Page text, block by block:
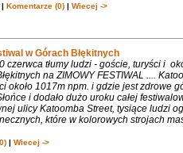
| Komentarze (0)| Wiecej ->
w Górach Błękitnych
czerwca tłumy ludzi - goście, turyści i
na ZIMOWY FESTIWAL ....
około 1017m npm. i gdzie jest zdrowe
i dodało dużo uroku całej
ulicy Katoomba Street, tysiące ludzi
które w kolorowych strojach
| Wiecej ->